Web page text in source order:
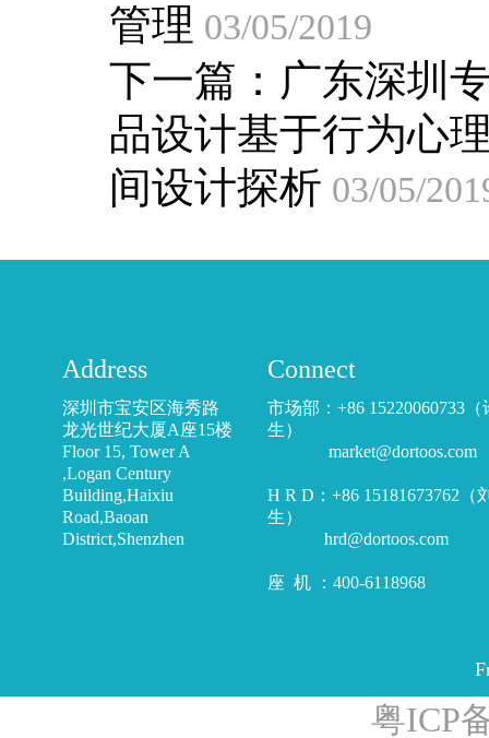
管理 03/05/2019
下一篇： 广东深圳
品设计基于行为心
间设计探析 03/05/
Address
深圳市宝安区海秀路
龙光世纪大厦A座15楼
Floor 15, Tower A
,Logan Century
Building,Haixiu
Road,Baoan
District,Shenzhen
Connect
市场部：+86 15220060733（
生）
market@dortoos.com
H R D：+86 15181673762（
生）
hrd@dortoos.com
座 机 ：400-6118968
粤ICP